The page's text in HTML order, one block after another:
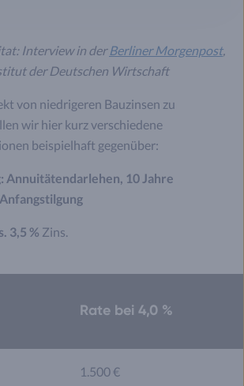
Interview in der Berliner Morgenpost,
der Deutschen Wirtschaft
von niedrigeren Bauzinsen zu
wir hier kurz verschiedene
beispielhaft gegenüber:
Annuitätendarlehen, 10 Jahre
3,5 % Zins.
Rate bei 4,0 %
1.500 €